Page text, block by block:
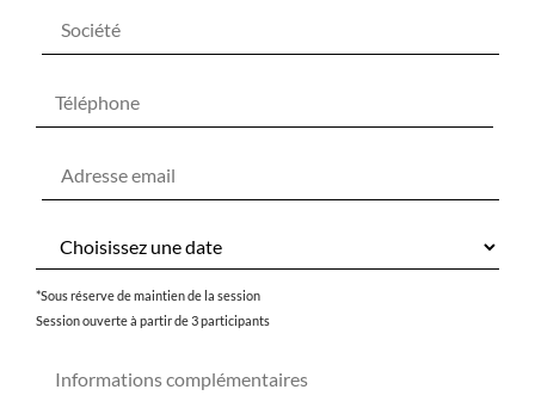
*Sous réserve de maintien de la session
Session ouverte à partir de 3 participants